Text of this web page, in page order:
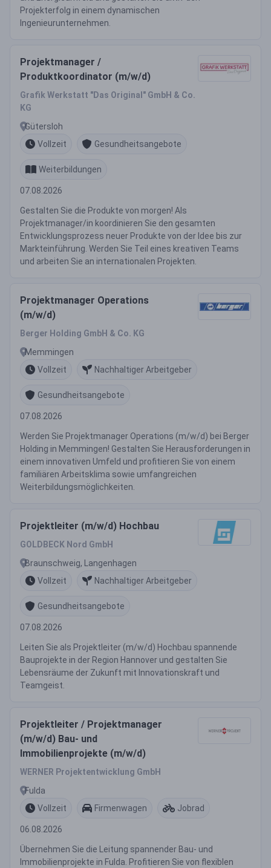
Projekterfolg in einem dynamischen
Ingenieurunternehmen.
Projektmanager /
Produktkoordinator (m/w/d)
Grafik Werkstatt "Das Original" GmbH & Co.
KG
Gütersloh
Vollzeit
Gesundheitsangebote
Weiterbildungen
07.08.2026
Gestalten Sie die Produkte von morgen! Als
Projektmanager/in koordinieren Sie den gesamten
Entwicklungsprozess neuer Produkte von der Idee bis zur
Markteinführung. Werden Sie Teil eines kreativen Teams
und arbeiten Sie an internationalen Projekten.
Projektmanager Operations
(m/w/d)
Berger Holding GmbH & Co. KG
Memmingen
Vollzeit
Nachhaltiger Arbeitgeber
Gesundheitsangebote
07.08.2026
Werden Sie Projektmanager Operations (m/w/d) bei Berger
Holding in Memmingen! Gestalten Sie Herausforderungen in
einem innovativen Umfeld und profitieren Sie von einem
familiären Arbeitsklima sowie umfangreichen
Weiterbildungsmöglichkeiten.
Projektleiter (m/w/d) Hochbau
GOLDBECK Nord GmbH
Braunschweig, Langenhagen
Vollzeit
Nachhaltiger Arbeitgeber
Gesundheitsangebote
07.08.2026
Leiten Sie als Projektleiter (m/w/d) Hochbau spannende
Bauprojekte in der Region Hannover und gestalten Sie
Lebensräume der Zukunft mit Innovationskraft und
Teamgeist.
Projektleiter / Projektmanager
(m/w/d) Bau- und
Immobilienprojekte (m/w/d)
WERNER Projektentwicklung GmbH
Fulda
Vollzeit
Firmenwagen Jobrad
06.08.2026
Übernehmen Sie die Leitung spannender Bau- und
Immobilienprojekte in Fulda. Profitieren Sie von flexiblen